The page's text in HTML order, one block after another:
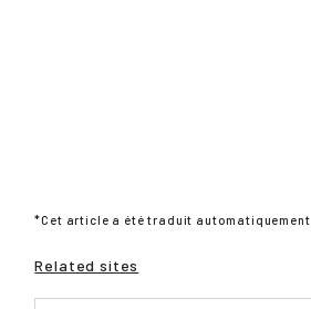
*Cet article a été traduit automatiquement.
Related sites